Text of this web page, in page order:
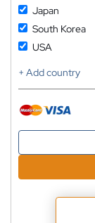
Japan
South Korea
USA
+ Add country